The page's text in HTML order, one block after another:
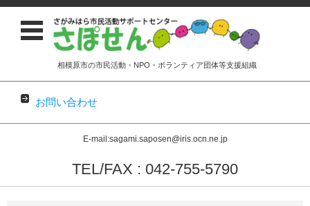
相模原市の市民活動・NPO・ボランティア団体等支援組織
お問い合わせ
E-mail:sagami.saposen@iris.ocn.ne.jp
TEL/FAX : 042-755-5790
コンテンツに移動